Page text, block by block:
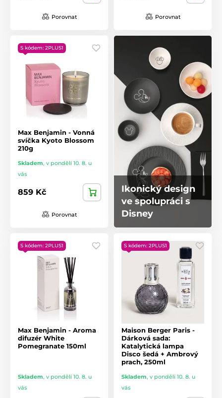
Porovnat Porovnat
S kódem: 2PLUS1
Max Benjamin - Vonná
svíčka Kyoto Blossom
210g
Skladem, v pondělí 10. 8. u
vás
859 Kč
Porovnat
Ikonický design
ve spolupráci s
Disney
S kódem: 2PLUS1
Max Benjamin - Aroma
difuzér White
Pomegranate 150ml
Skladem, v pondělí 10. 8. u
vás
S kódem: 2PLUS1
Maison Berger Paris -
Dárková sada:
Katalytická lampa
Disco šedá + Ambrový
prach, 250ml
Skladem, v pondělí 10. 8. u
vás